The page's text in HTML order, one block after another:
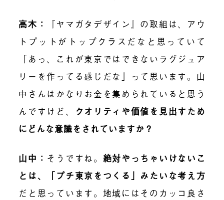
高木：
『ヤマガタデザイン』の取組は、アウ
トプットがトップクラスだなと思っていて
「あっ、これが東京ではできないラグジュア
リーを作ってる感じだな」って思います。山
中さんはかなりお金を集められていると思う
んですけど、 クオリティや価値を見出すため
にどんな意識をされていますか？
山中： そうですね。 絶対やっちゃいけないこ
とは、「プチ東京をつくる」みたいな考え方
だと思っています 。 地域にはそのカッコ良さ